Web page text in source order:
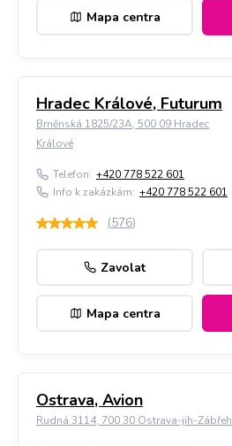
Mapa centra
Hradec Králové, Futurum
Brněnská 1825/23A, 500 09 Hradec
Králové
Telefon: +420 778 522 601
Info k zakázkám: +420 778 522 601
(576)
Zavolat
Mapa centra
Ostrava, Avion
Rudná 3114, 700 30 Ostrava-jih-Zábřeh